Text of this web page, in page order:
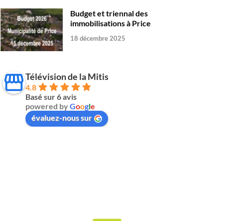
Budget et triennal des
immobilisations à Price
18 décembre 2025
Télévision de la Mitis
4.8
Basé sur 6 avis
powered byGoogle
évaluez-nous sur